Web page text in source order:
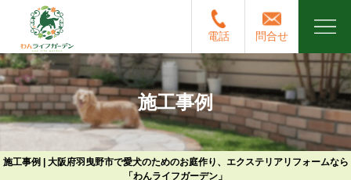
電話 問合せ
施工事例
施工事例 | 大阪府羽曳野市で愛犬のためのお庭作り、エクステリアリフォームなら
「わんライフガーデン」